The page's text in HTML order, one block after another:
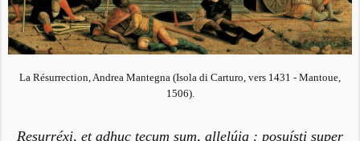
La Résurrection, Andrea Mantegna (Isola di Carturo, vers 1431 - Mantoue,
1506).
Resurréxi, et adhuc tecum sum, allelúia : posuísti super